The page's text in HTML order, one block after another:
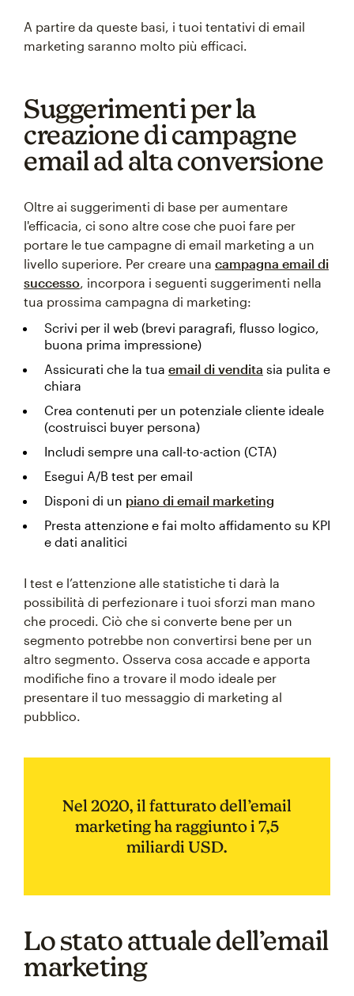
A partire da queste basi, i tuoi tentativi di email
marketing saranno molto più efficaci.
Suggerimenti per la
creazione di campagne
email ad alta conversione
Oltre ai suggerimenti di base per aumentare
l'efficacia, ci sono altre cose che puoi fare per
portare le tue campagne di email marketing a un
livello superiore. Per creare una campagna email di
successo, incorpora i seguenti suggerimenti nella
tua prossima campagna di marketing:
Scrivi per il web (brevi paragrafi, flusso logico,
buona prima impressione)
Assicurati che la tua email di vendita sia pulita e
chiara
Crea contenuti per un potenziale cliente ideale
(costruisci buyer persona)
Includi sempre una call-to-action (CTA)
Esegui A/B test per email
Disponi di un piano di email marketing
Presta attenzione e fai molto affidamento su KPI
e dati analitici
I test e l’attenzione alle statistiche ti darà la
possibilità di perfezionare i tuoi sforzi man mano
che procedi. Ciò che si converte bene per un
segmento potrebbe non convertirsi bene per un
altro segmento. Osserva cosa accade e apporta
modifiche fino a trovare il modo ideale per
presentare il tuo messaggio di marketing al
pubblico.
Nel 2020, il fatturato dell’email
marketing ha raggiunto i 7,5
miliardi USD.
Lo stato attuale dell’email
marketing